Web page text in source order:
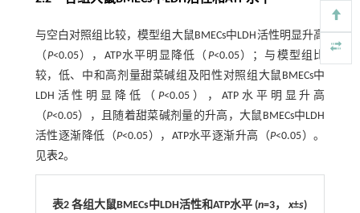
与空白对照组比较，模型组大鼠BMECs中LDH活性明显升高
（P<0.05），ATP水平明显降低（ P<0.05）；与模型组比
较，低、中和高剂量甜菜碱组及阳性对照组大鼠BMECs中
LDH活性明显降低（P<0.05），ATP水平明显升高
（P<0.05），且随着甜菜碱剂量的升高，大鼠BMECs中LDH
活性逐渐降低（P<0.05），ATP水平逐渐升高（P<0.05）。
见表2。
表2 各组大鼠BMECs中LDH活性和ATP水平 (n=3，x±s)